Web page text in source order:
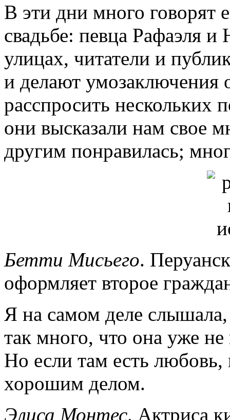
В эти дни много
свадьбе: певца Рафаэля
улицах, читатели и
и делают
расспросить нескольких
они высказали нам свое
другим понравилась;
Бетти Мисьего.
оформляет второе
Я на самом деле слышала,
так много, что она уже
Но если там есть любовь,
хорошим делом.
Элиса Монтес. Актриса